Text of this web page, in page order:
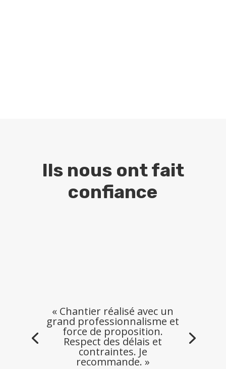
Ils nous ont fait
confiance
« Chantier réalisé avec un
grand professionnalisme et
force de proposition.
Respect des délais et
contraintes. Je
recommande. »